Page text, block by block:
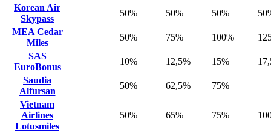
Korean Air
Skypass
50% 50% 50%
MEA Cedar
Miles
50% 75% 100%
SAS
EuroBonus
10% 12,5% 15%
Saudia
Alfursan
50% 62,5%
75%
Vietnam
Airlines
Lotusmiles
50% 65% 75%